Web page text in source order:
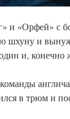
и «Орфей» с
шхуну и
и, конечно
в трюм и